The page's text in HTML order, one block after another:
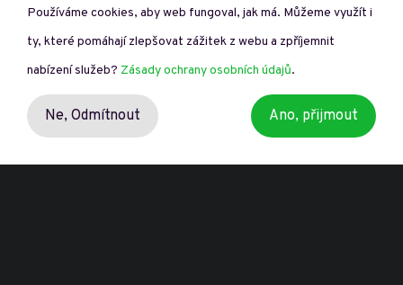
* toto pole je nutné vyplnit
Beru na vědomí
Zásady ochrany osobních údajů
Používáme cookies, aby web fungoval, jak má. Můžeme využít i
ty, které pomáhají zlepšovat zážitek z webu a zpříjemnit
nabízení služeb? Zásady ochrany osobních údajů.
Ne, Odmítnout Ano, přijmout